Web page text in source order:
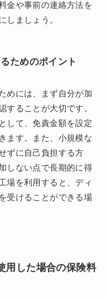
金や事前の連絡方法を
しましょう。
ためのポイント
めには、まず自分が加
することが大切です。
して、免責金額を設定
ます。また、小規模な
ずに自己負担する方
しない点で長期的に得
場を利用すると、ディ
受けることができる場
用した場合の保険料